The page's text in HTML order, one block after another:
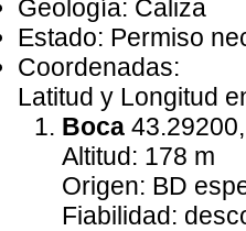
Geología: Caliza
Estado: Permiso
Coordenadas:
Latitud y Longitud
Boca
Altitud: 178 m
Origen: BD
Fiabilidad: